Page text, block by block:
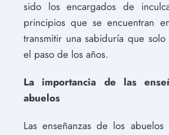
sido los encargados de
principios que se encuentran
transmitir una sabiduría que
el paso de los años.
La importancia de las
abuelos
Las enseñanzas de los